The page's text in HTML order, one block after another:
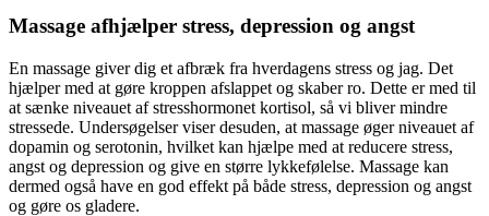
Massage afhjælper stress, depression og angst
En massage giver dig et afbræk fra hverdagens stress og jag. Det
hjælper med at gøre kroppen afslappet og skaber ro. Dette er med til
at sænke niveauet af stresshormonet kortisol, så vi bliver mindre
stressede. Undersøgelser viser desuden, at massage øger niveauet af
dopamin og serotonin, hvilket kan hjælpe med at reducere stress,
angst og depression og give en større lykkefølelse. Massage kan
dermed også have en god effekt på både stress, depression og angst
og gøre os gladere.